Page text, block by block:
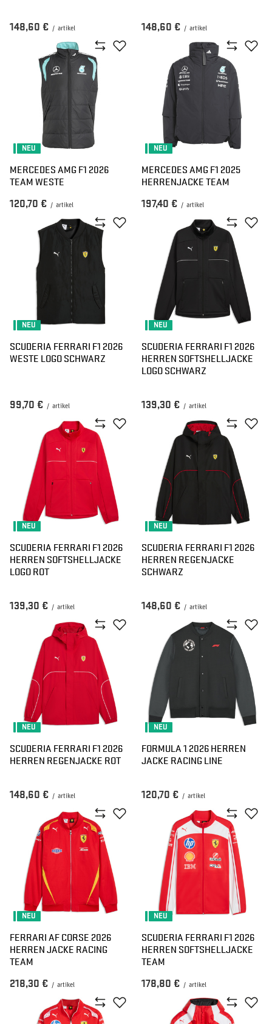
148,60 € / artikel 148,60 € / artikel
NEU
MERCEDES AMG F1 2026
TEAM WESTE
120,70 € / artikel
NEU
MERCEDES AMG F1 2025
HERRENJACKE TEAM
197,40 € / artikel
NEU
SCUDERIA FERRARI F1 2026
WESTE LOGO SCHWARZ
99,70 € / artikel
NEU
SCUDERIA FERRARI F1 2026
HERREN SOFTSHELLJACKE
LOGO SCHWARZ
139,30 € / artikel
NEU
SCUDERIA FERRARI F1 2026
HERREN SOFTSHELLJACKE
LOGO ROT
139,30 € / artikel
NEU
SCUDERIA FERRARI F1 2026
HERREN REGENJACKE
SCHWARZ
148,60 € / artikel
NEU
SCUDERIA FERRARI F1 2026
HERREN REGENJACKE ROT
148,60 € / artikel
NEU
FORMULA 1 2026 HERREN
JACKE RACING LINE
120,70 € / artikel
NEU
FERRARI AF CORSE 2026
HERREN JACKE RACING
TEAM
218,30 € / artikel
NEU
SCUDERIA FERRARI F1 2026
HERREN SOFTSHELLJACKE
TEAM
178,80 € / artikel